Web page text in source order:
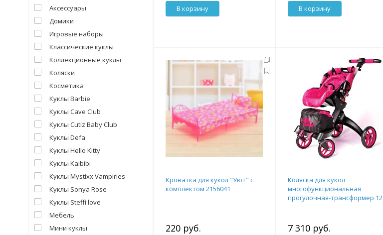
Аксессуары
Домики
Игровые наборы
Классические куклы
Коллекционные куклы
Коляски
Косметика
Куклы Barbie
Куклы Cave Club
Куклы Cutiz Baby Club
Куклы Defa
Куклы Hello Kitty
Куклы Kaibibi
Куклы Mystixx Vampiries
Куклы Sonya Rose
Куклы Steffi love
Мебель
Мини куклы
В корзину В корзину
Кроватка для кукол "Уют" с
комплектом 2156041
220 руб.
Коляска для кукол
многофункциональная
прогулочная-трансформер 12
7 310 руб.